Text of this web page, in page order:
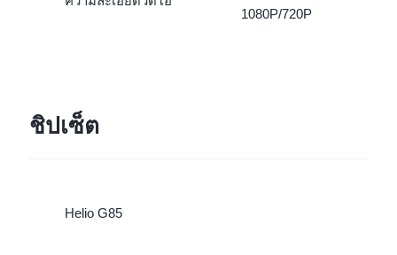
1080P/720P
ชิปเซ็ต
Helio G85